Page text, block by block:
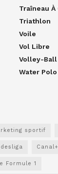
Traîneau À
Triathlon
Voile
Vol Libre
Volley-Ball
Water Polo
sportif
Canal+
Formule 1